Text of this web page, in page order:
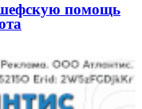
помощь